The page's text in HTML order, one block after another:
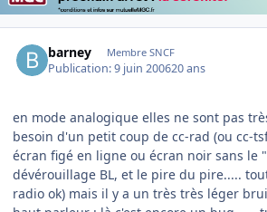
barney Membre SNCF
Publication:9 juin 200620 ans
en mode analogique elles ne sont pas
besoin d'un petit coup de cc-rad (ou cc-
écran figé en ligne ou écran noir sans le
dévérouillage BL, et le pire du pire.....
radio ok) mais il y a un très très léger